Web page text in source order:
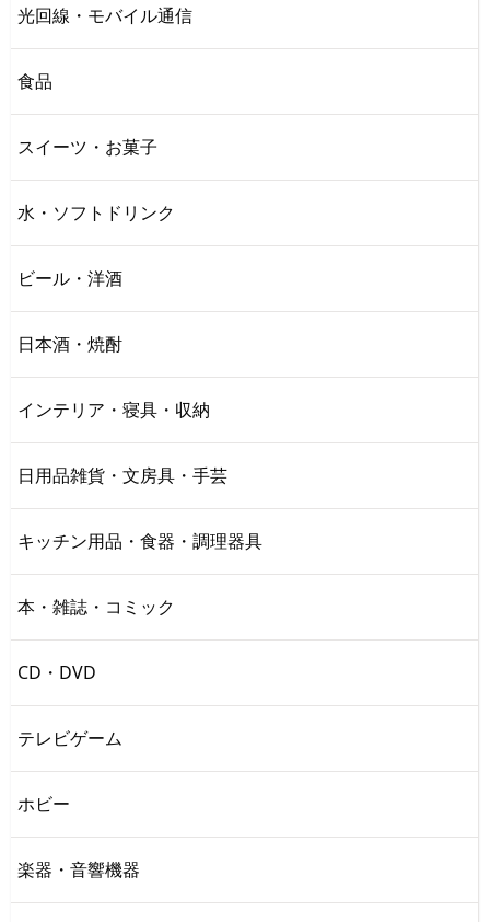
光回線・モバイル通信
食品
スイーツ・お菓子
水・ソフトドリンク
ビール・洋酒
日本酒・焼酎
インテリア・寝具・収納
日用品雑貨・文房具・手芸
キッチン用品・食器・調理器具
本・雑誌・コミック
CD・DVD
テレビゲーム
ホビー
楽器・音響機器